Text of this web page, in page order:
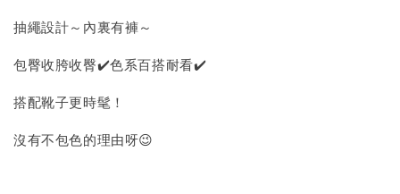
抽繩設計～內裏有褲～
包臀收胯收臀✔️色系百搭耐看✔️
搭配靴子更時髦！
沒有不包色的理由呀😉